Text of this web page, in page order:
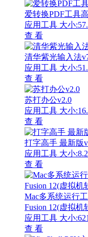
爱转换PDF工具
应用工具 大小
查 看
清华紫光输入法
应用工具 大小
查 看
苏打办公v2.0
应用工具 大小
查 看
打字高手 最新版
应用工具 大小
查 看
Mac多系统运行
Fusion 12(虚拟机
应用工具 大小
查 看